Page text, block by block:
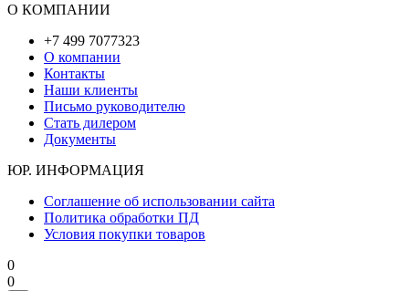
О КОМПАНИИ
+7 499 7077323
О компании
Контакты
Наши клиенты
Письмо руководителю
Стать дилером
Документы
ЮР. ИНФОРМАЦИЯ
Соглашение об использовании сайта
Политика обработки ПД
Условия покупки товаров
0
0